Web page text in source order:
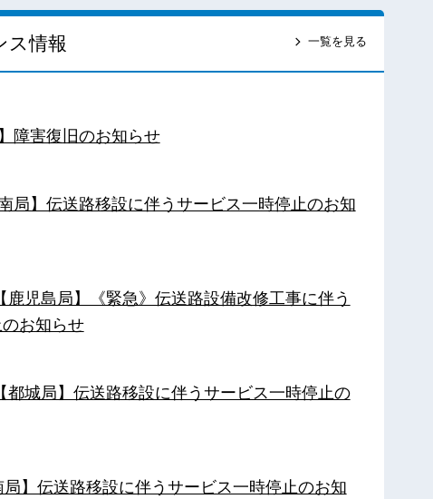
ス情報 一覧を見る
障害復旧のお知らせ
局】伝送路移設に伴うサービス一時停止のお知
鹿児島局】《緊急》伝送路設備改修工事に伴う
お知らせ
都城局】伝送路移設に伴うサービス一時停止の
】伝送路移設に伴うサービス一時停止のお知